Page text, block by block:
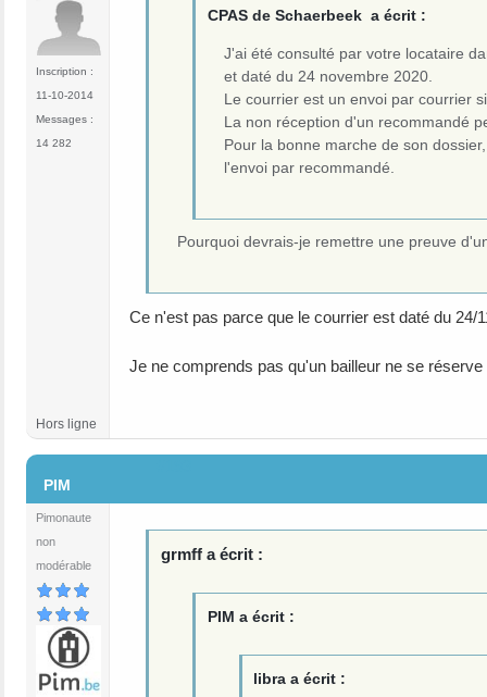
Inscription :
11-10-2014
Messages :
14 282
CPAS de Schaerbeek a écrit :
J'ai été consulté par votre locataire
et daté du 24 novembre 2020.
Le courrier est un envoi par courrier
La non réception d'un recommandé
Pour la bonne marche de son
l'envoi par recommandé.
Pourquoi devrais-je remettre une preuve
Ce n'est pas parce que le courrier est daté du
Je ne comprends pas qu'un bailleur ne se
Hors ligne
PIM
Pimonaute
non
modérable
grmff a écrit :
PIM a écrit :
libra a écrit :